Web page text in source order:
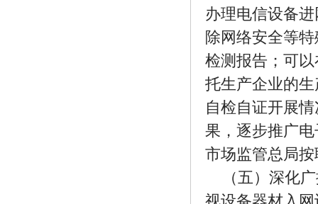
办理电信设备
除网络安全等
检测报告；可
托生产企业的
自检自证开展
果，逐步推广
市场监管总局
（五）深化